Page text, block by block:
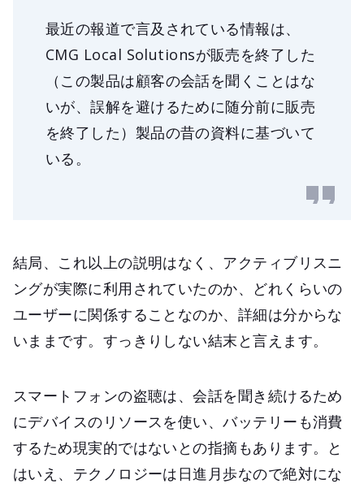
最近の報道で言及されている情報は、
CMG Local Solutionsが販売を終了した
（この製品は顧客の会話を聞くことはな
いが、誤解を避けるために随分前に販売
を終了した）製品の昔の資料に基づいて
いる。
結局、これ以上の説明はなく、アクティブリスニ
ングが実際に利用されていたのか、どれくらいの
ユーザーに関係することなのか、詳細は分からな
いままです。すっきりしない結末と言えます。
スマートフォンの盗聴は、会話を聞き続けるため
にデバイスのリソースを使い、バッテリーも消費
するため現実的ではないとの指摘もあります。と
はいえ、テクノロジーは日進月歩なので絶対にな